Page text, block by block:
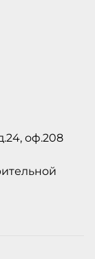
оф.208